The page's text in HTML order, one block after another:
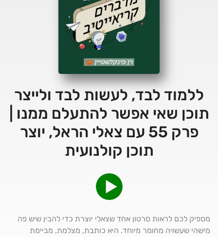
ללמוד לבד, לעשות לבד ולייצר
תוכן שאי אפשר להתעלם ממנו |
פרק 55 עם צאלי הראל, יוצר
תוכן קולנועית
מספיק לכם לראות סרטון אחד שצאלי יוצרת כדי להבין שיש פה
מישהי שעשויה מחומר מיוחד. היא כותבת, מצלמת, מביימת